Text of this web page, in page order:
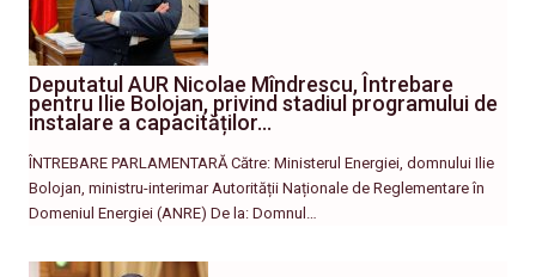
Deputatul AUR Nicolae Mîndrescu, Întrebare
pentru Ilie Bolojan, privind stadiul programului de
instalare a capacităților…
ÎNTREBARE PARLAMENTARĂ Către: Ministerul Energiei, domnului Ilie
Bolojan, ministru-interimar Autorității Naționale de Reglementare în
Domeniul Energiei (ANRE) De la: Domnul…